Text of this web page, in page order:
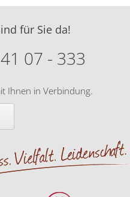
für Sie da!
07 - 333
Ihnen in Verbindung.